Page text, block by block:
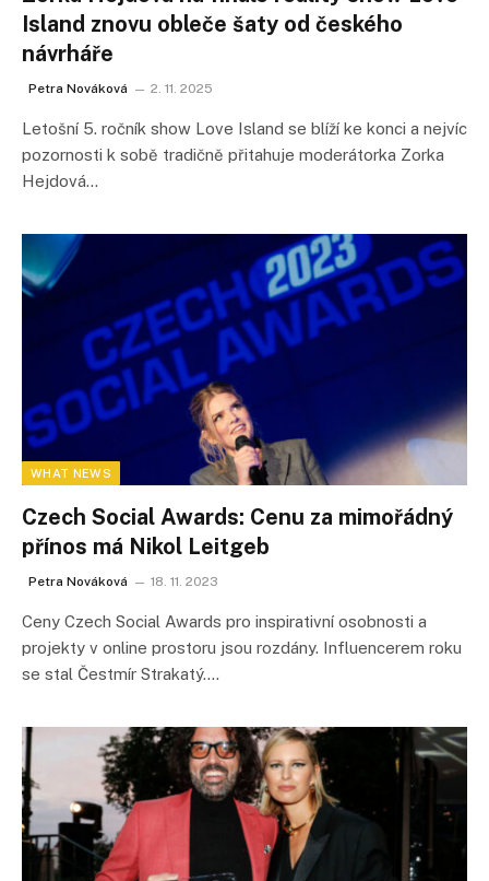
Island znovu obleče šaty od českého
návrháře
Petra Nováková 2. 11. 2025
Letošní 5. ročník show Love Island se blíží ke konci a nejvíc
pozornosti k sobě tradičně přitahuje moderátorka Zorka
Hejdová…
WHAT NEWS
Czech Social Awards: Cenu za mimořádný
přínos má Nikol Leitgeb
Petra Nováková 18. 11. 2023
Ceny Czech Social Awards pro inspirativní osobnosti a
projekty v online prostoru jsou rozdány. Influencerem roku
se stal Čestmír Strakatý.…